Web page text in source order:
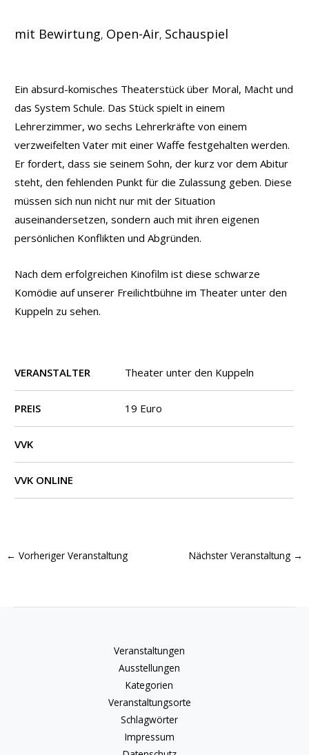
mit Bewirtung, Open-Air, Schauspiel
Ein absurd-komisches Theaterstück über Moral, Macht und
das System Schule. Das Stück spielt in einem
Lehrerzimmer, wo sechs Lehrerkräfte von einem
verzweifelten Vater mit einer Waffe festgehalten werden.
Er fordert, dass sie seinem Sohn, der kurz vor dem Abitur
steht, den fehlenden Punkt für die Zulassung geben. Diese
müssen sich nun nicht nur mit der Situation
auseinandersetzen, sondern auch mit ihren eigenen
persönlichen Konflikten und Abgründen.
Nach dem erfolgreichen Kinofilm ist diese schwarze
Komödie auf unserer Freilichtbühne im Theater unter den
Kuppeln zu sehen.
VERANSTALTER Theater unter den Kuppeln
PREIS 19 Euro
VVK
VVK ONLINE
← Vorheriger Veranstaltung Nächster Veranstaltung →
Veranstaltungen
Ausstellungen
Kategorien
Veranstaltungsorte
Schlagwörter
Impressum